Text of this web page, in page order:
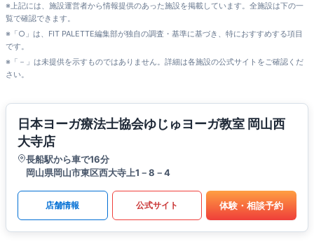
※上記には、施設運営者から情報提供のあった施設を掲載しています。全施設は下の一
覧で確認できます。
※「○」は、FIT PALETTE編集部が独自の調査・基準に基づき、特におすすめする項目
です。
※「－」は未提供を示すものではありません。詳細は各施設の公式サイトをご確認くだ
さい。
日本ヨーガ療法士協会ゆじゅヨーガ教室 岡山西
大寺店
長船駅から車で16分
岡山県岡山市東区西大寺上1－8－4
店舗情報 公式サイト 体験・相談予約